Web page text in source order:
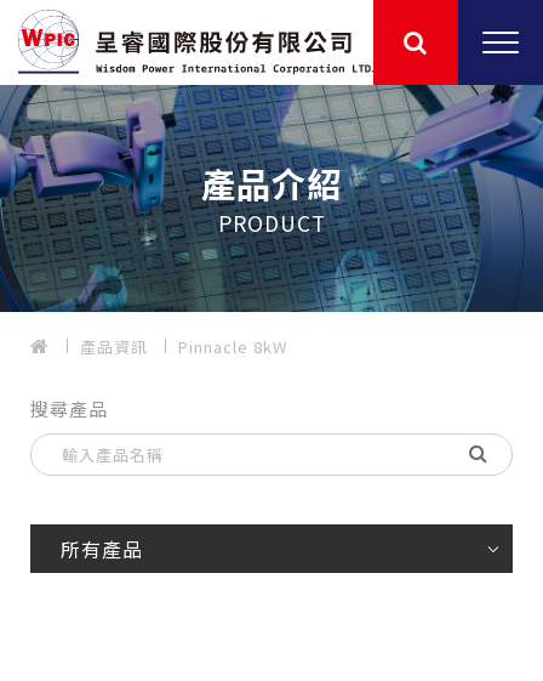
產品介紹
PRODUCT
產品資訊 Pinnacle 8kW
搜尋產品
所有產品